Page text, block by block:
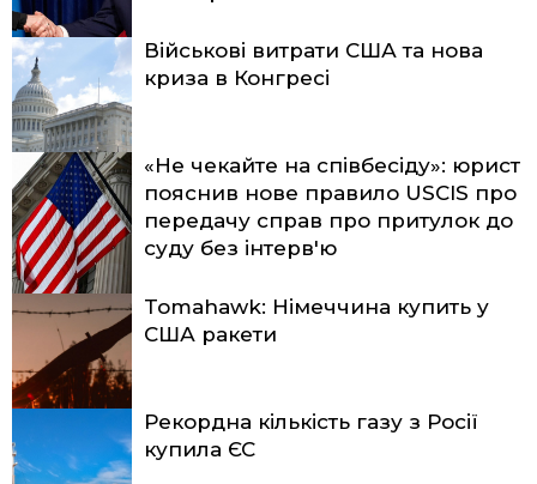
Військові витрати США та нова
криза в Конгресі
«Не чекайте на співбесіду»: юрист
пояснив нове правило USCIS про
передачу справ про притулок до
суду без інтерв'ю
Tomahawk: Німеччина купить у
США ракети
Рекордна кількість газу з Росії
купила ЄС